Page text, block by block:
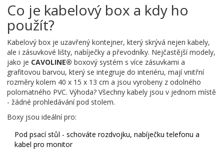
Co je kabelový box a kdy ho
použít?
Kabelový box je uzavřený kontejner, který skrývá nejen kabely,
ale i zásuvkové lišty, nabíječky a převodníky. Nejčastější modely,
jako je CAVOLINE® boxový systém s více zásuvkami a
grafitovou barvou, který se integruje do interiéru, mají vnitřní
rozměry kolem 40 x 15 x 13 cm a jsou vyrobeny z odolného
polomatného PVC. Výhoda? Všechny kabely jsou v jednom místě
- žádné prohledávání pod stolem.
Boxy jsou ideální pro:
Pod psací stůl - schováte rozdvojku, nabíječku telefonu a
kabel pro monitor